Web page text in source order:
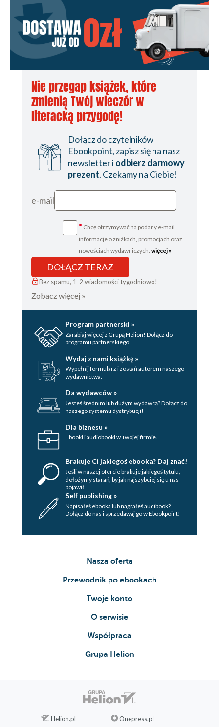
Nie przegap książek, które
zmienią Twój wieczór w
literacką przygodę!
Dołącz do czytelników
Ebookpoint, zapisz się na nasz
newsletter i odbierz darmowy
prezent. Czekamy na Ciebie!
e-mail
* Chcę otrzymywać na podany e-mail
informacje o zniżkach, promocjach oraz
nowościach wydawniczych. więcej »
DOŁĄCZ TERAZ
Bez spamu, 1-2 wiadomości tygodniowo!
Zobacz więcej »
Program partnerski »
Zarabiaj więcej z Grupą Helion! Dołącz do
programu partnerskiego.
Wydaj z nami książkę »
Wypełnij formularz i zostań autorem naszego
wydawnictwa.
Da wydawców »
Jesteś średnim lub dużym wydawcą? Dołącz do
naszego systemu dystrybucji!
Dla biznesu »
Ebooki i audiobooki w Twojej firmie.
Brakuje Ci jakiegoś ebooka? Daj znać!
Jeśli w naszej ofercie brakuje jakiegoś tytulu,
dołożymy starań, by jak najszybciej się u nas
pojawił.
Self publishing »
Napisałeś ebooka lub nagrałeś audibook?
Dołącz do nas i sprzedawaj go w Ebookpoint!
Nasza oferta
Przewodnik po ebookach
Twoje konto
O serwisie
Współpraca
Grupa Helion
Helion.pl Onepress.pl